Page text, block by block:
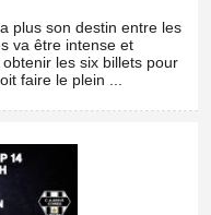
plus son destin entre les
va être intense et
les six billets pour
faire le plein ...